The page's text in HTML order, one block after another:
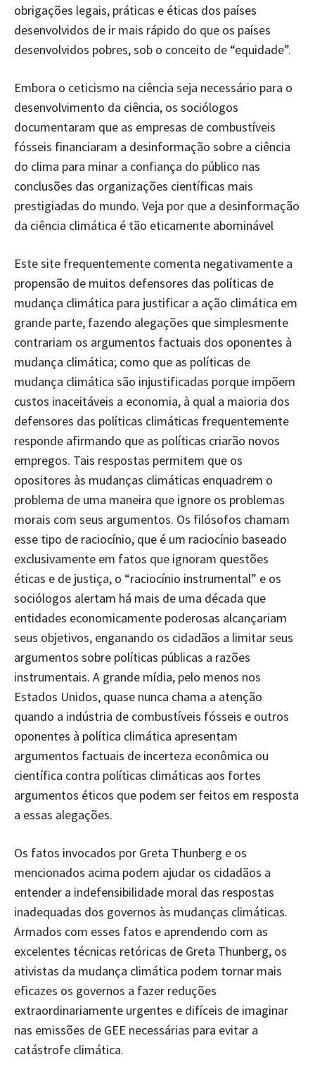
obrigações legais, práticas e éticas dos países
desenvolvidos de ir mais rápido do que os países
desenvolvidos pobres, sob o conceito de “equidade”.
Embora o ceticismo na ciência seja necessário para o
desenvolvimento da ciência, os sociólogos
documentaram que as empresas de combustíveis
fósseis financiaram a desinformação sobre a ciência
do clima para minar a confiança do público nas
conclusões das organizações científicas mais
prestigiadas do mundo. Veja por que a desinformação
da ciência climática é tão eticamente abominável
Este site frequentemente comenta negativamente a
propensão de muitos defensores das políticas de
mudança climática para justificar a ação climática em
grande parte, fazendo alegações que simplesmente
contrariam os argumentos factuais dos oponentes à
mudança climática; como que as políticas de
mudança climática são injustificadas porque impõem
custos inaceitáveis a economia, à qual a maioria dos
defensores das políticas climáticas frequentemente
responde afirmando que as políticas criarão novos
empregos. Tais respostas permitem que os
opositores às mudanças climáticas enquadrem o
problema de uma maneira que ignore os problemas
morais com seus argumentos. Os filósofos chamam
esse tipo de raciocínio, que é um raciocínio baseado
exclusivamente em fatos que ignoram questões
éticas e de justiça, o “raciocínio instrumental” e os
sociólogos alertam há mais de uma década que
entidades economicamente poderosas alcançariam
seus objetivos, enganando os cidadãos a limitar seus
argumentos sobre políticas públicas a razões
instrumentais. A grande mídia, pelo menos nos
Estados Unidos, quase nunca chama a atenção
quando a indústria de combustíveis fósseis e outros
oponentes à política climática apresentam
argumentos factuais de incerteza econômica ou
científica contra políticas climáticas aos fortes
argumentos éticos que podem ser feitos em resposta
a essas alegações.
Os fatos invocados por Greta Thunberg e os
mencionados acima podem ajudar os cidadãos a
entender a indefensibilidade moral das respostas
inadequadas dos governos às mudanças climáticas.
Armados com esses fatos e aprendendo com as
excelentes técnicas retóricas de Greta Thunberg, os
ativistas da mudança climática podem tornar mais
eficazes os governos a fazer reduções
extraordinariamente urgentes e difíceis de imaginar
nas emissões de GEE necessárias para evitar a
catástrofe climática.